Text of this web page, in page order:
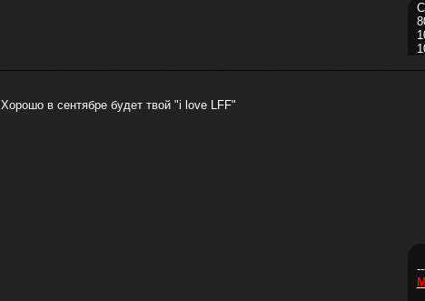
Хорошо в сентябре будет твой "i love LFF"